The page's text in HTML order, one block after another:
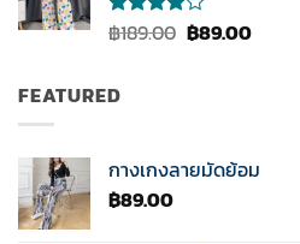
ให้
ตั้งแต่ 1-
5
฿189.00 Original
฿89.00
FEATURED
กางเกงลายมัดย้อม
฿89.00